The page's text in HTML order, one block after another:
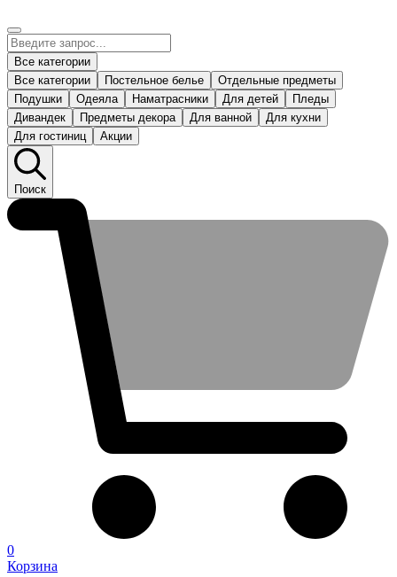
Все категории
Все категории
Постельное белье
Отдельные предметы
Подушки
Одеяла Наматрасники Для детей
Пледы
Дивандек
Предметы декора Для ванной
Для кухни
Для гостиниц
Акции
Поиск
0
Корзина